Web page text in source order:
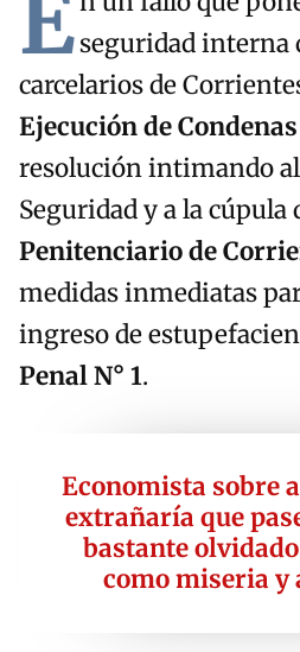
Eseguridad interna
carcelarios de
Ejecución de Condenas
resolución intimando
Seguridad y a la cúpula
Penitenciario de
medidas inmediatas
ingreso de
Penal N° 1.
Economista sobre
extrañaría que
bastante
como miseria y